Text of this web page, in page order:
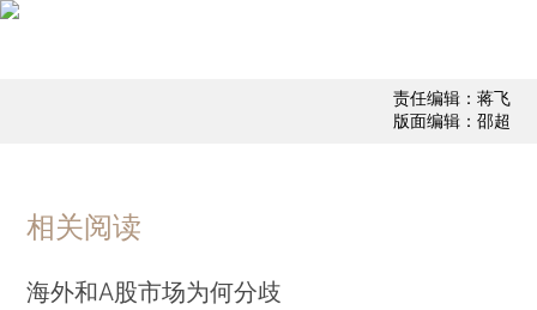
责任编辑：蒋飞
版面编辑：邵超
相关阅读
海外和A股市场为何分歧